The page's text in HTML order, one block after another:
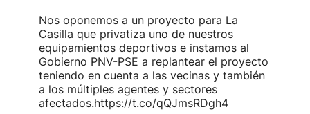
Nos oponemos a un proyecto para La
Casilla que privatiza uno de nuestros
equipamientos deportivos e instamos al
Gobierno PNV-PSE a replantear el proyecto
teniendo en cuenta a las vecinas y también
a los múltiples agentes y sectores
afectados.https://t.co/qQJmsRDgh4